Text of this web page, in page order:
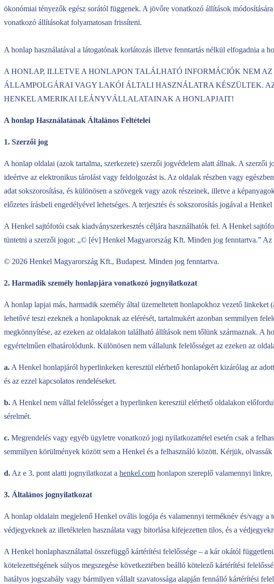
ökonómiai tényezők egész sorától függenek. A jövőre vonatkozó állítások
vonatkozó állításokat folyamatosan frissíteni.
A honlap használatával a látogatónak korlátozás illetve fenntartás nélkül elfogadnia a
A HONLAP, ILLETVE A HONLAPON TALÁLHATÓ INFORMÁCIÓK NEM
ÁLLAMPOLGÁRAI VAGY LAKÓI ÁLTALI HASZNÁLATRA KÉSZÜLTEK.
HENKEL AMERIKAI LEÁNYVÁLLALATAINAK A HONLAPJAIT!
A honlap Használatának Általános Feltételei
1. Szerzői jog
A honlap oldalai (azok tartalma, szerkezete) szerzői jogvédelem alatt állnak. A szerzői
ideértve az elektronikus tárolást vagy feldolgozást is. Az oldalak részben vagy
adat sokszorosítása, és különösen a szövegek vagy azok részeinek, illetve a
előzetes írásbeli engedélyével lehetséges. A terjesztés és sokszorosítás jogával a
A Henkel sajtófotói csak kiadványszerkesztés céljára használhatók fel. A Henkel
tüntetni a szerzői jogot: „© [év] Henkel Magyarország Kft. Minden jog fenntartva.”
© 2026 Henkel Magyarország Kft., Budapest. Minden jog fenntartva.
2. Harmadik személy honlapjára vonatkozó jognyilatkozat
A honlap lapjai más, harmadik személy által üzemeltetett honlapokhoz vezető
lehetővé teszi ezeknek a honlapoknak az elérését, tartalmukért azonban semmilyen
megkönnyítése, az ezeken az oldalakon található állítások nem tőlünk származnak. A
egyértelműen elhatárolódunk. Különösen nem vállalunk felelősséget az ezeken az
a. A Henkel honlapjáról hyperlinkeken keresztül elérhető honlapokért kizárólag az
és az ezzel kapcsolatos rendeléseket.
b. A Henkel nem vállal felelősséget a hyperlinken keresztül elérhető oldalakon
sérelmét.
c. Megrendelés vagy egyéb ügyletre vonatkozó jogi nyilatkozattétel esetén csak a
semmilyen körülmények között sem a Henkel és a felhasználó között. Kérjük,
d. Az e 3. pont alatti jognyilatkozat a henkel.com honlapon szereplő valamennyi
3. Általános jognyilatkozat
A honlap oldalain megjelenő Henkel ovális logója és valamennyi terméknév és/vagy
védjegyeknek az illetéktelen használata vagy bitorlása kifejezetten tilos, és a
A Henkel honlaphasználattal összefüggő kártérítési felelőssége – a kár okától
kötelezettségének súlyos megszegése következtében beálló kötelező kártérítési
hatályos jogszabály vagy bármilyen vállalt szavatossága alapján fennálló kártérítési